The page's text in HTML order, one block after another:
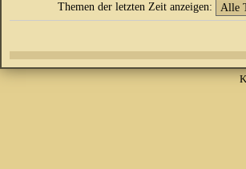
Themen der letzten Zeit anzeigen: